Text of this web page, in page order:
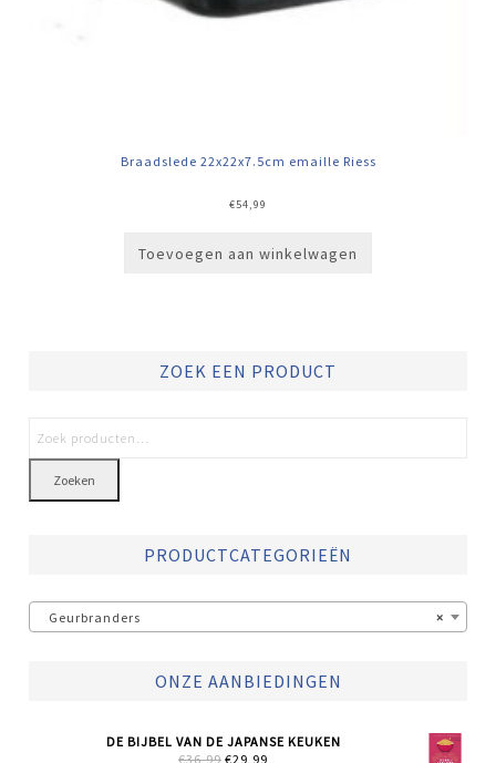
Braadslede 22x22x7.5cm emaille Riess
€54,99
Toevoegen aan winkelwagen
ZOEK EEN PRODUCT
Zoeken
PRODUCTCATEGORIEËN
×
Geurbranders
ONZE AANBIEDINGEN
DE BIJBEL VAN DE JAPANSE KEUKEN
€36,99 OORSPRONKELIJKE
€29,99